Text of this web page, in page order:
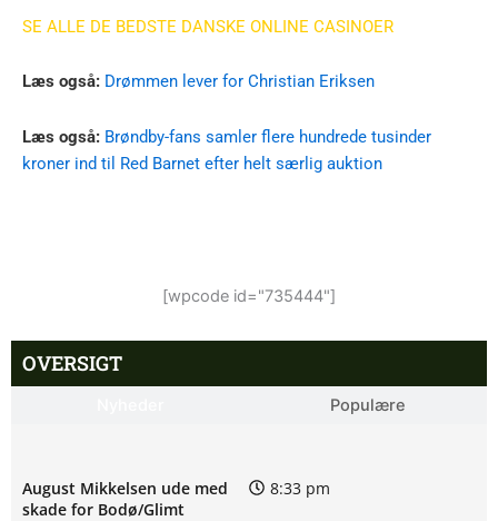
SE ALLE DE BEDSTE DANSKE ONLINE CASINOER
Læs også: Drømmen lever for Christian Eriksen
Læs også: Brøndby-fans samler flere hundrede tusinder
kroner ind til Red Barnet efter helt særlig auktion
[wpcode id="735444"]
OVERSIGT
Populære
August Mikkelsen ude med
skade for Bodø/Glimt
8:33 pm